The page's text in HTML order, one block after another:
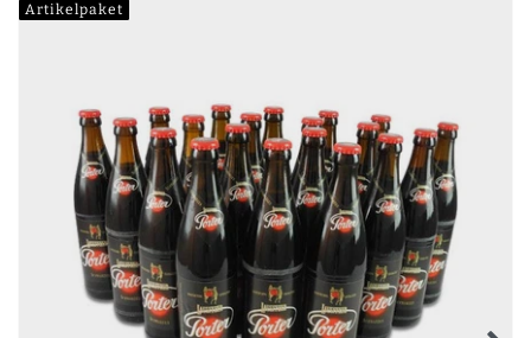
Artikelpaket